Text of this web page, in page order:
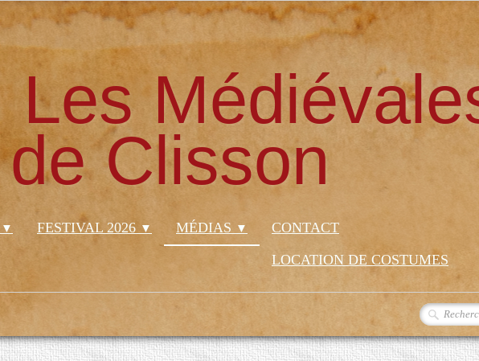
Les
de Clisson
▼ FESTIVAL 2026 ▼ MÉDIAS ▼
CONTACT
LOCATION DE COSTUMES